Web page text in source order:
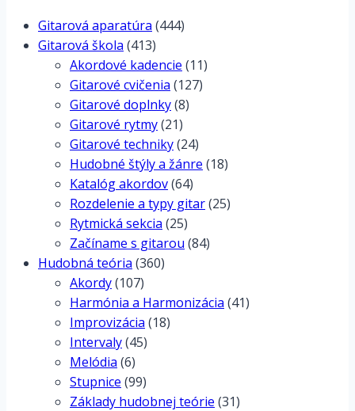
Gitarová aparatúra (444)
Gitarová škola (413)
Akordové kadencie (11)
Gitarové cvičenia (127)
Gitarové doplnky(8)
Gitarové rytmy(21)
Gitarové techniky(24)
Hudobné štýly a žánre (18)
Katalóg akordov(64)
Rozdelenie a typy gitar(25)
Rytmická sekcia (25)
Začíname s gitarou (84)
Hudobná teória (360)
Akordy(107)
Harmónia a Harmonizácia (41)
Improvizácia (18)
Intervaly(45)
Melódia (6)
Stupnice (99)
Základy hudobnej teórie (31)